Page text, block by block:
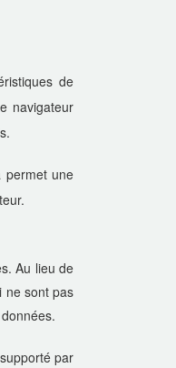
de
navigateur
permet une
Au lieu de
ne sont pas
par